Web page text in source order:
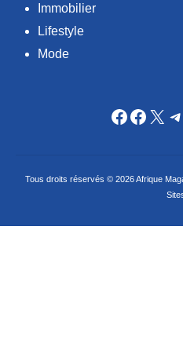
Immobilier
Lifestyle
Mode
X
Tous droits réservés © 2026 Afrique